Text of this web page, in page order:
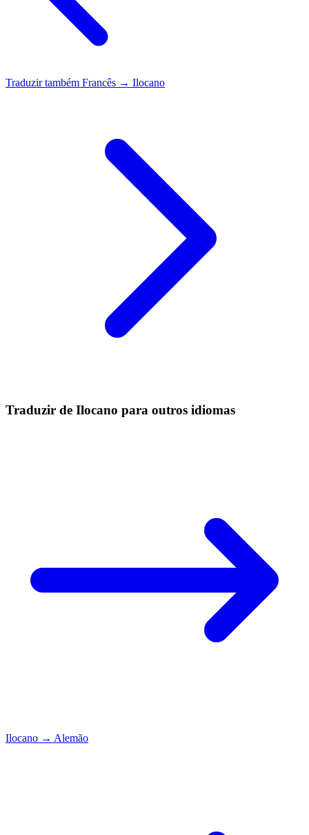
Traduzir também Francês → Ilocano
Traduzir de Ilocano para outros idiomas
Ilocano → Alemão